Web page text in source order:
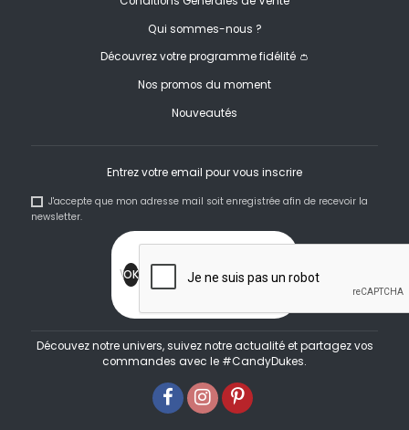
Qui sommes-nous ?
Découvrez votre programme fidélité 👛
Nos promos du moment
Nouveautés
Entrez votre email pour vous inscrire
J'accepte que mon adresse mail soit enregistrée afin de recevoir la
newsletter.
Découvez notre univers, suivez notre actualité et partagez vos
commandes avec le #CandyDukes.